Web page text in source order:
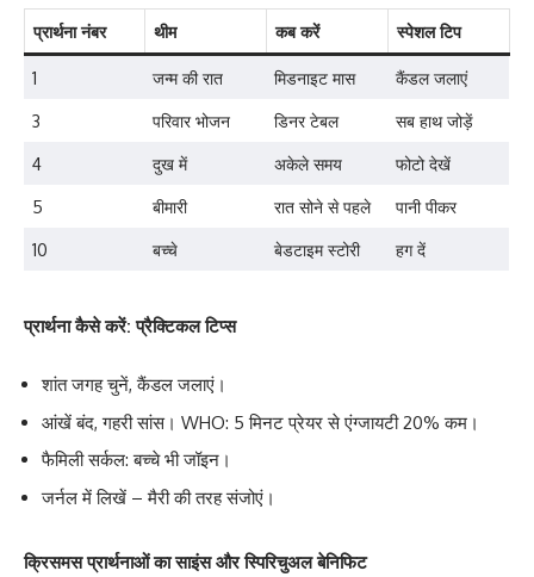
प्रार्थना नंबर थीम कब करें स्पेशल टिप
1 जन्म की रात मिडनाइट मास
कैंडल जलाएं
3
परिवार भोजन डिनर टेबल
सब हाथ जोड़ें
4
दुख में अकेले समय
फोटो देखें
5
बीमारी रात सोने से पहले
पानी पीकर
10
बच्चे बेडटाइम स्टोरी हग दें
प्रार्थना कैसे करें: प्रैक्टिकल टिप्स
शांत जगह चुनें, कैंडल जलाएं।
आंखें बंद, गहरी सांस। WHO: 5 मिनट प्रेयर से एंग्जायटी 20% कम।
फैमिली सर्कल: बच्चे भी जॉइन।
जर्नल में लिखें – मैरी की तरह संजोएं।
क्रिसमस प्रार्थनाओं का साइंस और स्पिरिचुअल बेनिफिट